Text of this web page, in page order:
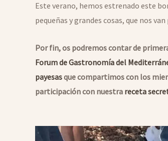
Este verano, hemos estrenado este
pequeñas y grandes cosas, que nos
Por fin, os podremos contar de
Forum de Gastronomía del
payesasque compartimos con los
participación con nuestra receta